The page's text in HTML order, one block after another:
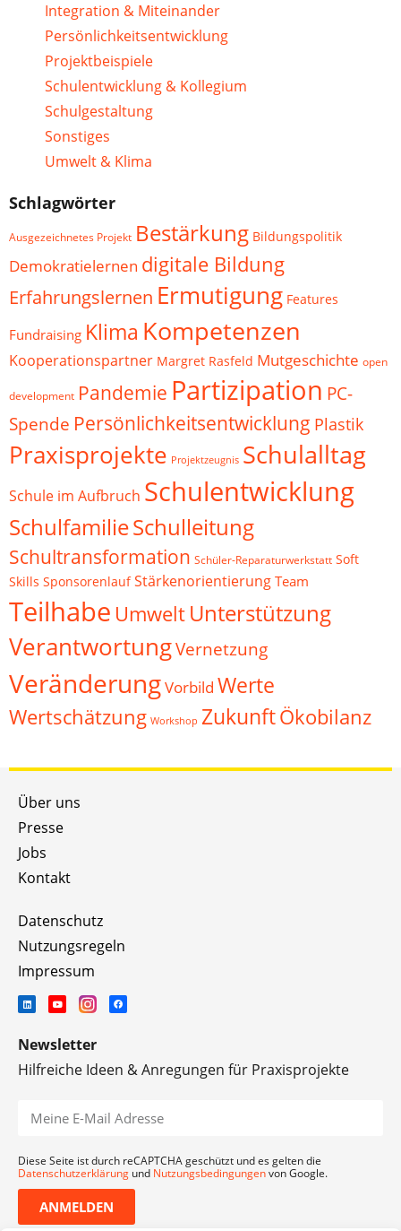
Integration & Miteinander
Persönlichkeitsentwicklung
Projektbeispiele
Schulentwicklung & Kollegium
Schulgestaltung
Sonstiges
Umwelt & Klima
Schlagwörter
Ausgezeichnetes Projekt Bestärkung Bildungspolitik
Demokratielernen digitale Bildung
Erfahrungslernen Ermutigung Features
Fundraising Klima Kompetenzen
Kooperationspartner Margret Rasfeld Mutgeschichte open
development Pandemie Partizipation PC-
Spende Persönlichkeitsentwicklung Plastik
Praxisprojekte Projektzeugnis Schulalltag
Schule im Aufbruch Schulentwicklung
SchulfamilieSchulleitung
Schultransformation Schüler-Reparaturwerkstatt Soft
Skills Sponsorenlauf Stärkenorientierung Team
Teilhabe Umwelt Unterstützung
VerantwortungVernetzung
VeränderungVorbild Werte
Wertschätzung Workshop ZukunftÖkobilanz
Über uns
Presse
Jobs
Kontakt
Datenschutz
Nutzungsregeln
Impressum
Newsletter
Hilfreiche Ideen & Anregungen für Praxisprojekte
Diese Seite ist durch reCAPTCHA geschützt und es gelten die
Datenschutzerklärung und Nutzungsbedingungenvon Google.
ANMELDEN